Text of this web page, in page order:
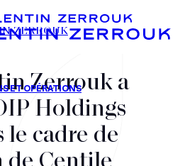
ZERROUK
Zerrouk a
Holdings
le cadre de